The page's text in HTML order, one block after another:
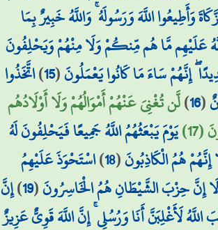
وَأَطِيعُوا اللَّهَ وَرَسُولَهُ ۚ وَاللَّهُ خَبِيرٌ بِمَا
عَلَيْهِم مَّا هُم مِّنكُمْ وَلَا مِنْهُمْ وَيَحْلِفُونَ
إِنَّهُمْ سَاءَ مَا كَانُوا يَعْمَلُونَ(
15
)اتَّخَذُوا
(
16
)لَّن تُغْنِيَ عَنْهُمْ أَمْوَالُهُمْ وَلَا أَوْلَادُهُم
يَوْمَ يَبْعَثُهُمُ اللَّهُ جَمِيعًا فَيَحْلِفُونَ لَهُ
هُمُ الْكَاذِبُونَ(
18
)اسْتَحْوَذَ عَلَيْهِمُ
إِنَّ حِزْبَ الشَّيْطَانِ هُمُ الْخَاسِرُونَ(
19
)إِنَّ
اللَّهُ لَأَغْلِبَنَّ أَنَا وَرُسُلِي ۚ إِنَّ اللَّهَ قَوِيٌّ عَزِيزٌ